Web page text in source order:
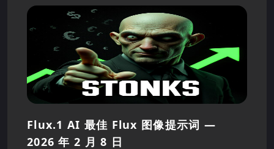
Flux.1 AI 最佳 Flux 图像提示词 —
2026 年 2 月 8 日